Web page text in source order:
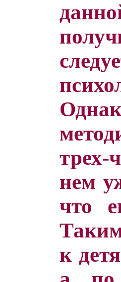
трех-
нем
что
к